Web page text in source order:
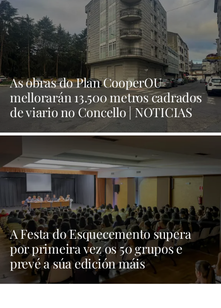
As obras do Plan CooperOU
mellorarán 13.500 metros cadrados
de viario no Concello | NOTICIAS
A Festa do Esquecemento supera
por primeira vez os 50 grupos e
prevé a súa edición máis
multitudinaria | NOTICIAS XINZO